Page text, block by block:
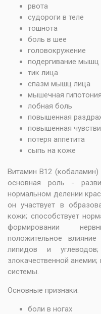
рвота
судороги в теле
тошнота
боль в шее
головокружение
подергивание мышц
тик лица
спазм мышц лица
мышечная
лобная боль
повышенная
повышенная
потеря аппетита
сыпь на коже
Витамин В12
основная роль -
нормальном делении
он участвует в
кожи; способствует
формировании
положительное
липидов и углеводов;
злокачественной
системы.
Основные признаки:
боли в ногах